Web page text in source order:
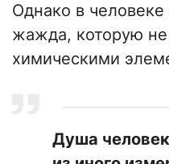
Однако в
жажда, которую не
химическими
Душа